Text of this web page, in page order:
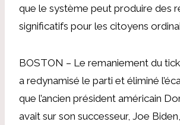
que le système peut produire des
significatifs pour les citoyens
BOSTON – Le remaniement du
a redynamisé le parti et éliminé
que l’ancien président américain
avait sur son successeur, Joe